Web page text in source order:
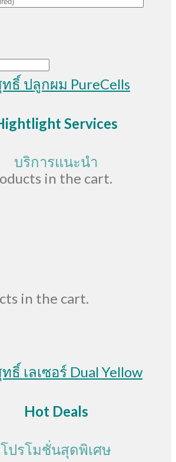
in the cart.
in the cart.
Services
บริการแนะนำ
Hot Deals
โปรโมชั่นสุดพิเศษ